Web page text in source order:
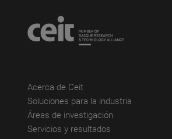
Acerca de Ceit(abre en nueva ventana)
Soluciones para la industria
Áreas de investigación
Servicios y resultados